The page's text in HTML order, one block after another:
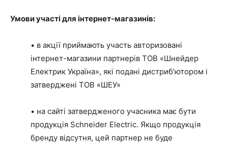
Умови участі для інтернет-магазинів:
• в акції приймають участь авторизовані
інтернет-магазини партнерів ТОВ «Шнейдер
Електрик Україна», які подані дистриб’ютором і
затверджені ТОВ «ШЕУ»
• на сайті затвердженого учасника має бути
продукція Schneider Electric. Якщо продукція
бренду відсутня, цей партнер не буде